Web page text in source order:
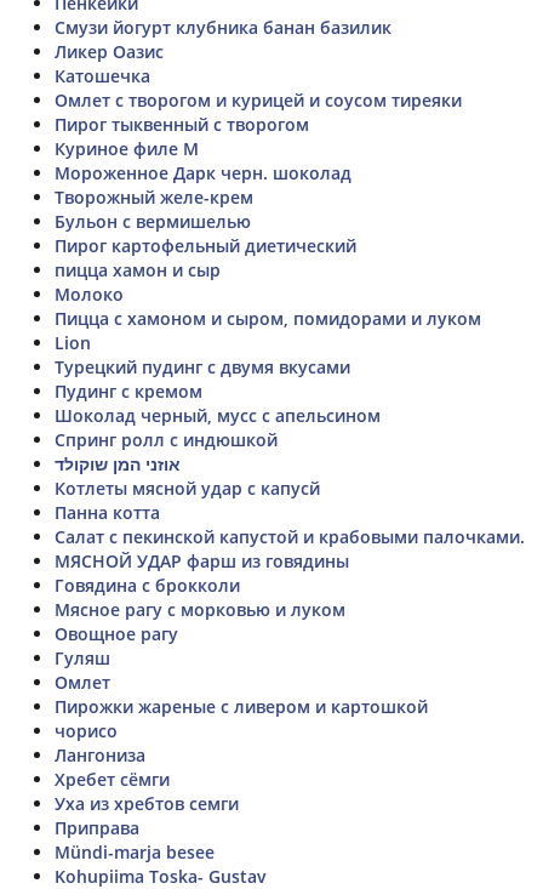
Смузи йогурт клубника банан базилик
Ликер Оазис
Катошечка
Омлет с творогом и курицей и соусом тиреяки
Пирог тыквенный с творогом
Куриное филе М
Мороженное Дарк черн. шоколад
Творожный желе-крем
Бульон с вермишелью
Пирог картофельный диетический
пицца хамон и сыр
Молоко
Пицца с хамоном и сыром, помидорами и луком
Lion
Турецкий пудинг с двумя вкусами
Пудинг с кремом
Шоколад черный, мусс с апельсином
Спринг ролл с индюшкой
אוזני המן שוקולד
Котлеты мясной удар с капусй
Панна котта
Салат с пекинской капустой и крабовыми палочками.
МЯСНОЙ УДАР фарш из говядины
Говядина с брокколи
Мясное рагу с морковью и луком
Овощное рагу
Гуляш
Омлет
Пирожки жареные с ливером и картошкой
чорисо
Лангониза
Хребет сёмги
Уха из хребтов семги
Приправа
Mündi-marja besee
Kohupiima Toska- Gustav